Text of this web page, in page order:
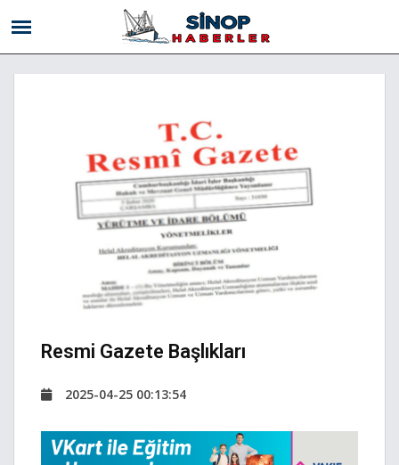
Resmi Gazete Başlıkları
2025-04-25 00:13:54